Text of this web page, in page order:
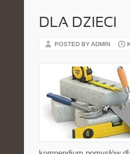
DLA DZIECI
POSTED BY ADMIN